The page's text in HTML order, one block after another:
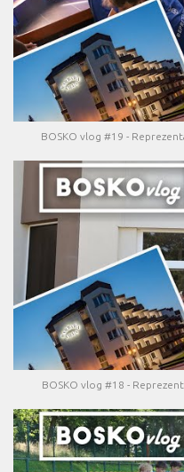
BOSKO vlog #19 -
BOSKO vlog #18 -